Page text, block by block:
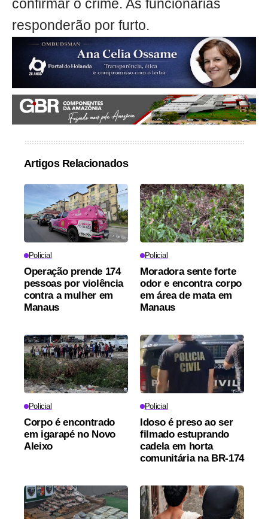
confirmar o crime. As funcionárias
responderão por furto.
Artigos Relacionados
Policial
Operação prende 174
pessoas por violência
contra a mulher em
Manaus
Policial
Moradora sente forte
odor e encontra corpo
em área de mata em
Manaus
Policial
Corpo é encontrado
em igarapé no Novo
Aleixo
Policial
Idoso é preso ao ser
filmado estuprando
cadela em horta
comunitária na BR-174